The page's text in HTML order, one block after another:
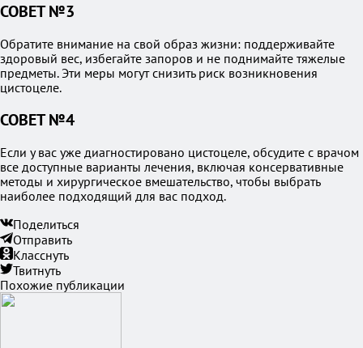
СОВЕТ №3
Обратите внимание на свой образ жизни: поддерживайте
здоровый вес, избегайте запоров и не поднимайте тяжелые
предметы. Эти меры могут снизить риск возникновения
цистоцеле.
СОВЕТ №4
Если у вас уже диагностировано цистоцеле, обсудите с врачом
все доступные варианты лечения, включая консервативные
методы и хирургическое вмешательство, чтобы выбрать
наиболее подходящий для вас подход.
Поделиться
Отправить
Класснуть
Твитнуть
Похожие публикации